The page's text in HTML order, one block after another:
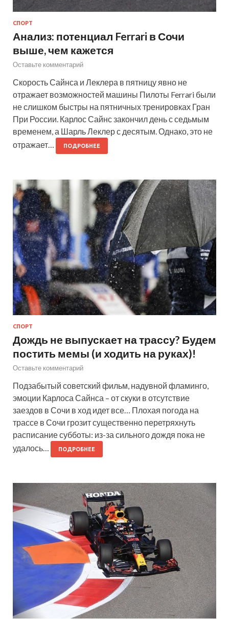
СПОРТ
Анализ: потенциал Ferrari в Сочи
выше, чем кажется
Оставьте комментарий
Скорость Сайнса и Леклера в пятницу явно не
отражает возможностей машины Пилоты Ferrari были
не слишком быстры на пятничных тренировках Гран
При России. Карлос Сайнс закончил день с седьмым
временем, а Шарль Леклер с десятым. Однако, это не
отражает…
ПОДРОБНЕЕ
СПОРТ
Дождь не выпускает на трассу? Будем
постить мемы (и ходить на руках)!
Оставьте комментарий
Подзабытый советский фильм, надувной фламинго,
эмоции Карлоса Сайнса – от скуки в отсутствие
заездов в Сочи в ход идет все… Плохая погода на
трассе в Сочи грозит существенно перетряхнуть
расписание субботы: из-за сильного дождя пока не
удалось…
ПОДРОБНЕЕ